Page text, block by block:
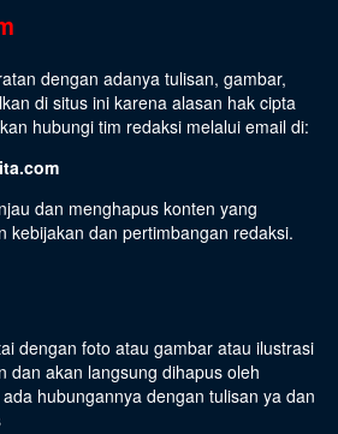
dengan adanya tulisan, gambar,
di situs ini karena alasan hak cipta
hubungi tim redaksi melalui email di:
dan menghapus konten yang
kebijakan dan pertimbangan redaksi.
dengan foto atau gambar atau ilustrasi
dan akan langsung dihapus oleh
hubungannya dengan tulisan ya dan